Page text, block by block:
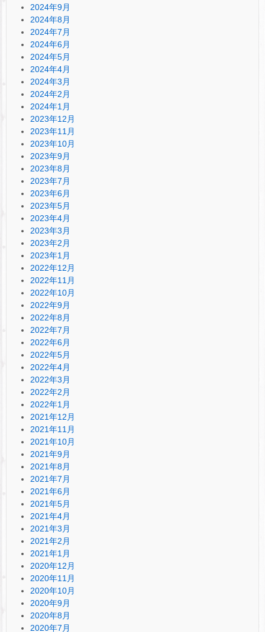
2024年9月
2024年8月
2024年7月
2024年6月
2024年5月
2024年4月
2024年3月
2024年2月
2024年1月
2023年12月
2023年11月
2023年10月
2023年9月
2023年8月
2023年7月
2023年6月
2023年5月
2023年4月
2023年3月
2023年2月
2023年1月
2022年12月
2022年11月
2022年10月
2022年9月
2022年8月
2022年7月
2022年6月
2022年5月
2022年4月
2022年3月
2022年2月
2022年1月
2021年12月
2021年11月
2021年10月
2021年9月
2021年8月
2021年7月
2021年6月
2021年5月
2021年4月
2021年3月
2021年2月
2021年1月
2020年12月
2020年11月
2020年10月
2020年9月
2020年8月
2020年7月